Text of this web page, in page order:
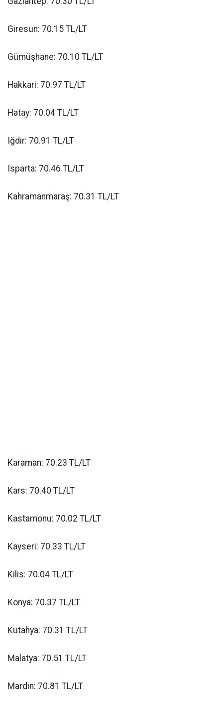
Giresun: 70.15 TL/LT
Gümüşhane: 70.10 TL/LT
Hakkari: 70.97 TL/LT
Hatay: 70.04 TL/LT
Iğdır: 70.91 TL/LT
Isparta: 70.46 TL/LT
Kahramanmaraş: 70.31 TL/LT
Karaman: 70.23 TL/LT
Kars: 70.40 TL/LT
Kastamonu: 70.02 TL/LT
Kayseri: 70.33 TL/LT
Kilis: 70.04 TL/LT
Konya: 70.37 TL/LT
Kütahya: 70.31 TL/LT
Malatya: 70.51 TL/LT
Mardin: 70.81 TL/LT